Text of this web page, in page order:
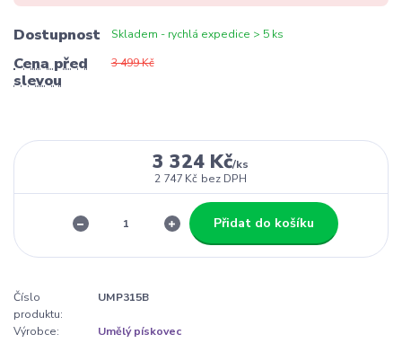
Dostupnost Skladem - rychlá expedice > 5 ks
Cena před
slevou
3 499 Kč
3 324 Kč/ks
2 747 Kč bez DPH
Přidat do košíku
Číslo
produktu:
UMP315B
Výrobce:
Umělý pískovec